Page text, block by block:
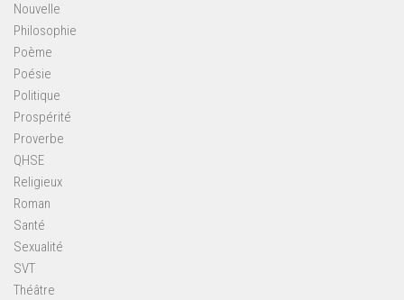
Nouvelle
Philosophie
Poème
Poésie
Politique
Prospérité
Proverbe
QHSE
Religieux
Roman
Santé
Sexualité
SVT
Théâtre